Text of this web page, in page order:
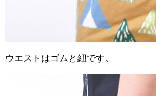
ウエストはゴムと紐です。